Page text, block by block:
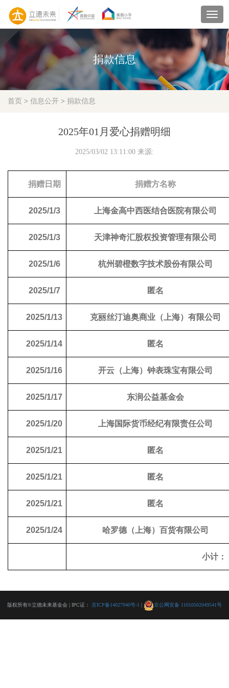
捐款信息
首页 > 信息公开 > 捐款信息
2025年01月爱心捐赠明细
2025/03/02 13:11:00 来源:
捐赠日期 捐赠方名称
2025/1/3 上海金高中西医结合医院有限公司
2025/1/3 天津神奇汇股权投资管理有限公司
2025/1/6 杭州碧橙数字技术股份有限公司
2025/1/7 匿名
2025/1/13 克丽丝汀迪奥商业（上海）有限公司
2025/1/14 匿名
2025/1/16 开云（上海）钟表珠宝有限公司
2025/1/17 东润公益基金会
2025/1/20 上海国际货币经纪有限责任公司
2025/1/21 匿名
2025/1/21 匿名
2025/1/21 匿名
2025/1/24 哈罗德（上海）百货有限公司
小计：
版权所有©立德未来基金会 | IPC证： 京ICP备14027940号-1 京公网安备 11010502049541号